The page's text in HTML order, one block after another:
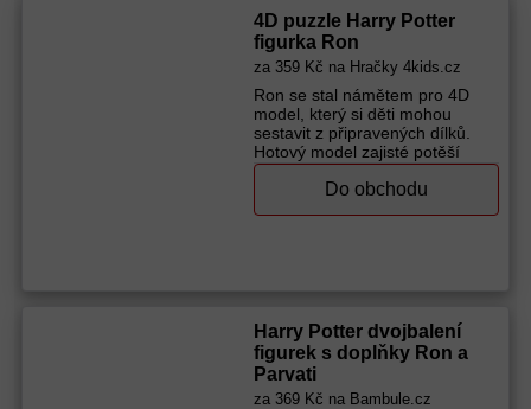
dětem 4D puzzle! Vhodné pro
děti od 12 let Rozměry
postavičky: 18,2 x 14,5 x 19,5
cm
Výrobce (značka):
Spin Master
4D puzzle Harry Potter
figurka Ron
za 359 Kč na Hračky 4kids.cz
Ron se stal námětem pro 4D
model, který si děti mohou
sestavit z připravených dílků.
Hotový model zajisté potěší
fanoušky Harryho Pottera.
Přednosti: stavění rozvíjí
zručnost trénuje soustředění a
dětem 4D puzzle! Vhodné pro
děti od 12 let Rozměry
postavičky: 18,2 x 14,5 x 19,5
cm
Výrobce (značka):Spin Master
Do obchodu
Harry Potter dvojbalení
figurek s doplňky Ron a
Parvati
za 369 Kč na Bambule.cz